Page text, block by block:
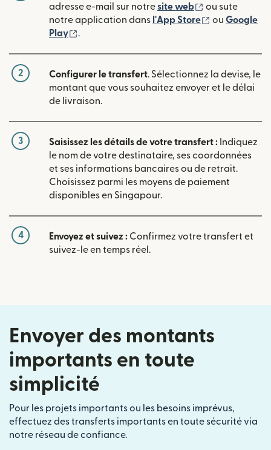
adresse e-mail sur notresite web (s'ouvre dans
ou sute
notre application dans l'App Store (s'ouvre
ou Google
Play
.
2 Configurer le transfert. Sélectionnez la devise, le
montant que vous souhaitez envoyer et le délai
de livraison.
3 Saisissez les détails de votre transfert : Indiquez
le nom de votre destinataire, ses coordonnées
et ses informations bancaires ou de retrait.
Choisissez parmi les moyens de paiement
disponibles en Singapour.
4 Envoyez et suivez : Confirmez votre transfert et
suivez-le en temps réel.
Envoyer des montants
importants en toute
simplicité
Pour les projets importants ou les besoins imprévus,
effectuez des transferts importants en toute sécurité via
notre réseau de confiance.